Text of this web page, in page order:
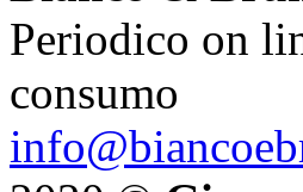
Periodico on
consumo